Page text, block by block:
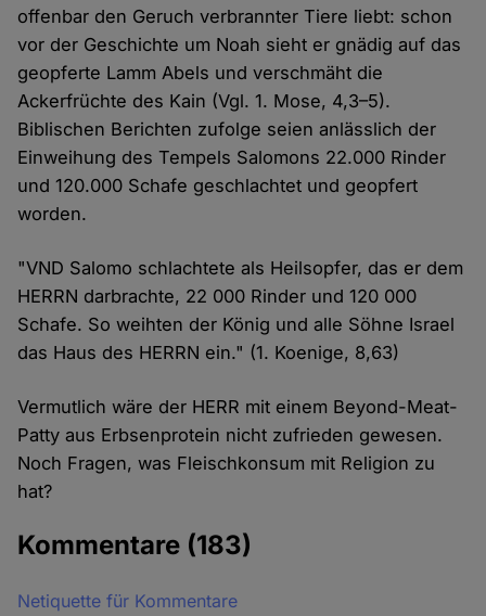
offenbar den Geruch verbrannter Tiere liebt: schon
vor der Geschichte um Noah sieht er gnädig auf das
geopferte Lamm Abels und verschmäht die
Ackerfrüchte des Kain (Vgl. 1. Mose, 4,3–5).
Biblischen Berichten zufolge seien anlässlich der
Einweihung des Tempels Salomons 22.000 Rinder
und 120.000 Schafe geschlachtet und geopfert
worden.
"VND Salomo schlachtete als Heilsopfer, das er dem
HERRN darbrachte, 22 000 Rinder und 120 000
Schafe. So weihten der König und alle Söhne Israel
das Haus des HERRN ein." (1. Koenige, 8,63)
Vermutlich wäre der HERR mit einem Beyond-Meat-
Patty aus Erbsenprotein nicht zufrieden gewesen.
Noch Fragen, was Fleischkonsum mit Religion zu
hat?
Kommentare (183)
Netiquette für Kommentare